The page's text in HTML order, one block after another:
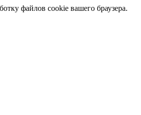
файлов cookie вашего браузера.